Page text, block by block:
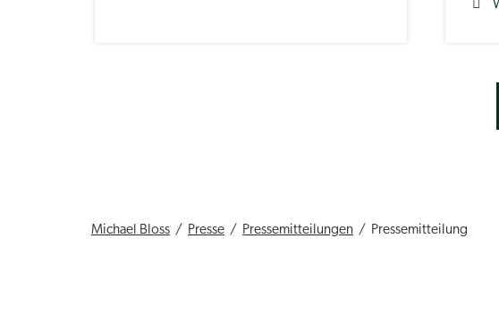
Michael Bloss Presse Pressemitteilungen Pressemitteilung